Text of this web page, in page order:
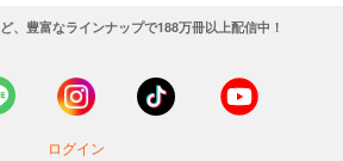
、豊富なラインナップで188万冊以上配信中！
ログイン